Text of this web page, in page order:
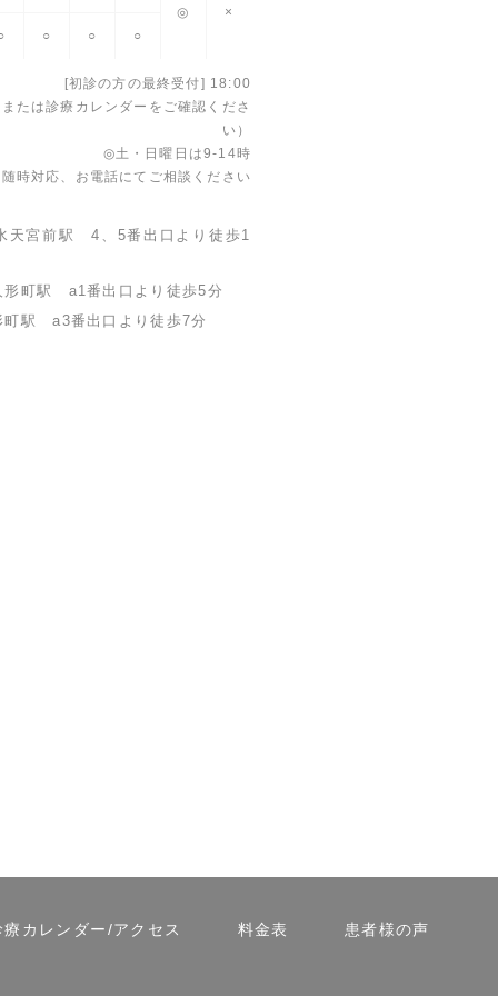
◎
×
○ ○ ○
[初診の方の最終受付] 18:00
たは診療カレンダーをご確認くださ
い）
◎土・日曜日は9-14時
時対応、お電話にてご相談ください
天宮前駅4、5番出口より徒歩1
形町駅 a1番出口より徒歩5分
町駅a3番出口より徒歩7分
療カレンダー/アクセス 料金表 患者様の声